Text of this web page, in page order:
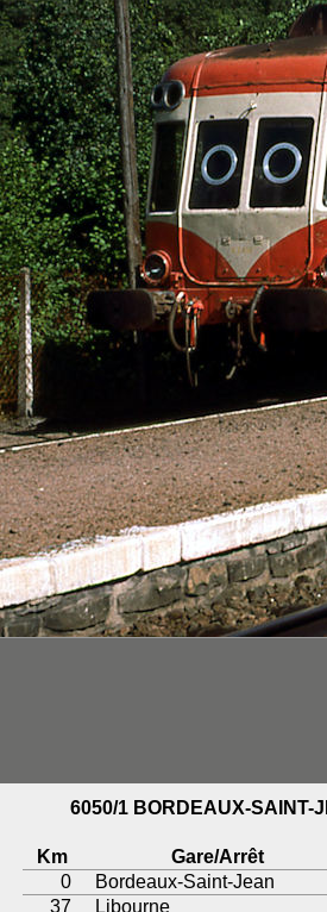
6050/1 BORDEAUX-SAINT-
Km
Gare/Arrêt
0
Bordeaux-Saint-Jean
37
Libourne